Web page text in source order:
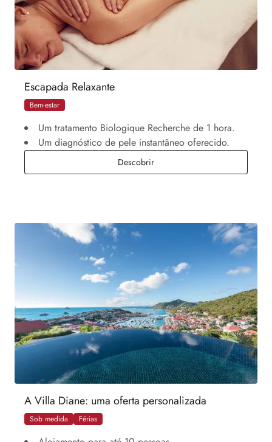
Escapada Relaxante
Bem-estar
Um tratamento Biologique Recherche de 1 hora.
Um diagnóstico de pele instantâneo oferecido.
DescobrirEscapada Relaxante
A Villa Diane: uma oferta personalizada
Sob medida Férias